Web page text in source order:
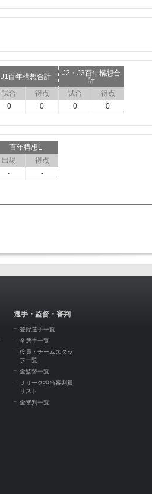
J1百年構想合計
J2・J3百年構想合
計
試合 得点 試合
得点
0 0 0 0
百年構想L
出場
得点
- -
選手・監督・審判
登録選手一覧
全選手一覧
役員・チームスタッ
フ一覧
全監督一覧
Ｊリーグ担当審判員
リスト
全審判一覧